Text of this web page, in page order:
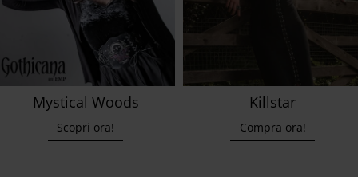
Mystical Woods
Scopri ora!
Killstar
Compra ora!